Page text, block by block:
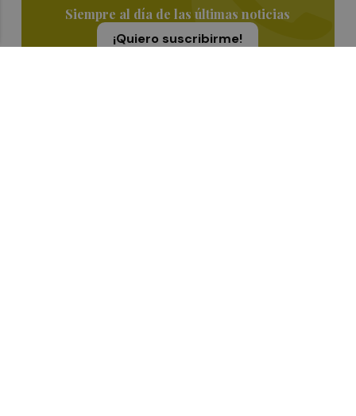
Siempre al día de las últimas noticias
¡Quiero suscribirme!